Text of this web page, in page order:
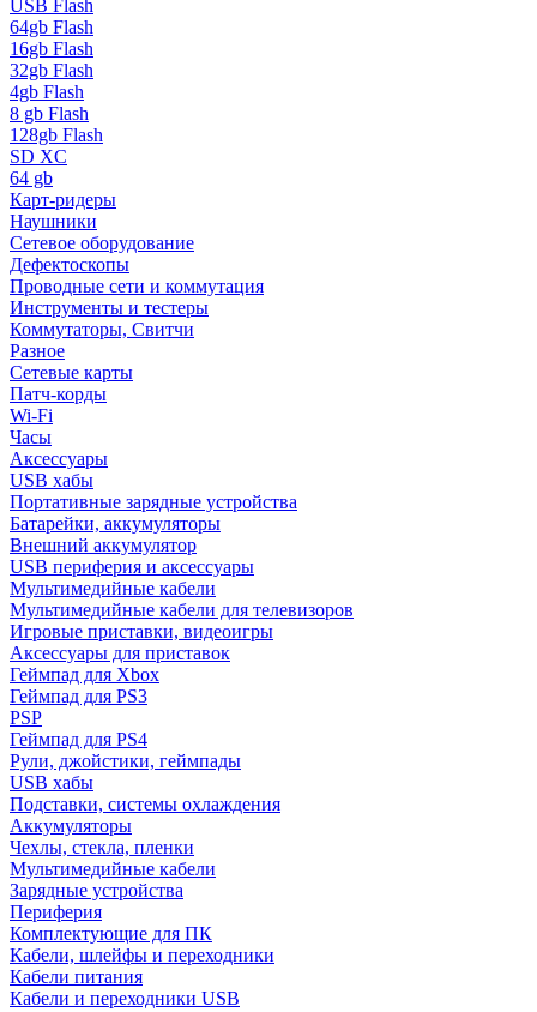
USB Flash
64gb Flash
16gb Flash
32gb Flash
4gb Flash
8 gb Flash
128gb Flash
SD XC
64 gb
Карт-ридеры
Наушники
Сетевое оборудование
Дефектоскопы
Проводные сети и коммутация
Инструменты и тестеры
Коммутаторы, Свитчи
Разное
Сетевые карты
Патч-корды
Wi-Fi
Часы
Аксессуары
USB хабы
Портативные зарядные устройства
Батарейки, аккумуляторы
Внешний аккумулятор
USB периферия и аксессуары
Мультимедийные кабели
Мультимедийные кабели для телевизоров
Игровые приставки, видеоигры
Аксессуары для приставок
Геймпад для Xbox
Геймпад для PS3
PSP
Геймпад для PS4
Рули, джойстики, геймпады
USB хабы
Подставки, системы охлаждения
Аккумуляторы
Чехлы, стекла, пленки
Мультимедийные кабели
Зарядные устройства
Периферия
Комплектующие для ПК
Кабели, шлейфы и переходники
Кабели питания
Кабели и переходники USB